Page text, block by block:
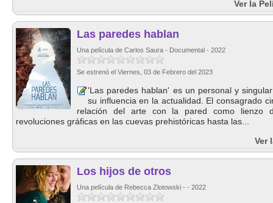
Ver la
Las paredes hablan
Una película de Carlos Saura - Documental - 2022
Se estrenó el Viernes, 03 de Febrero del 2023
'Las paredes hablan' es un personal y
su influencia en la actualidad. El consagrado
relación del arte con la pared como lienzo
revoluciones gráficas en las cuevas prehistóricas hasta las...
Ver
Los hijos de otros
Una película de Rebecca Zlotowski - - 2022